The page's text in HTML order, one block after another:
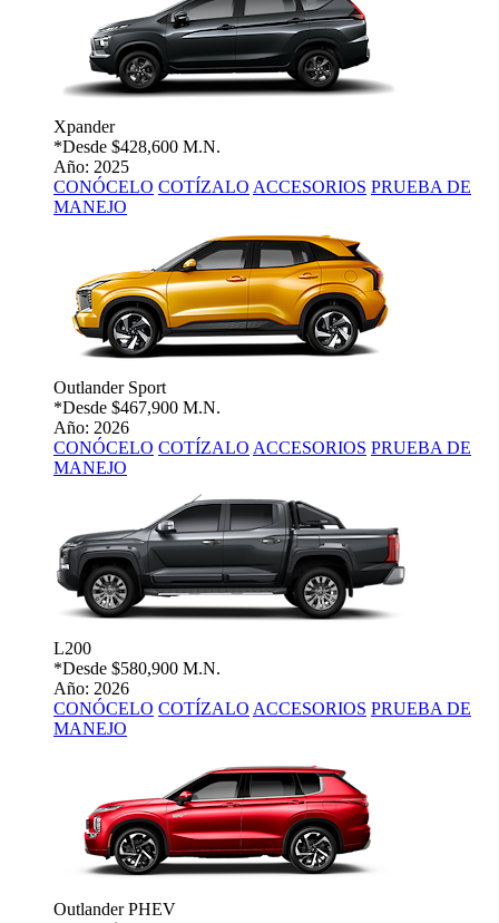
Xpander
*Desde $428,600 M.N.
Año: 2025
CONÓCELO COTÍZALO ACCESORIOS PRUEBA DE
MANEJO
Outlander Sport
*Desde $467,900 M.N.
Año: 2026
CONÓCELO COTÍZALO ACCESORIOS PRUEBA DE
MANEJO
L200
*Desde $580,900 M.N.
Año: 2026
CONÓCELO COTÍZALO ACCESORIOS PRUEBA DE
MANEJO
Outlander PHEV